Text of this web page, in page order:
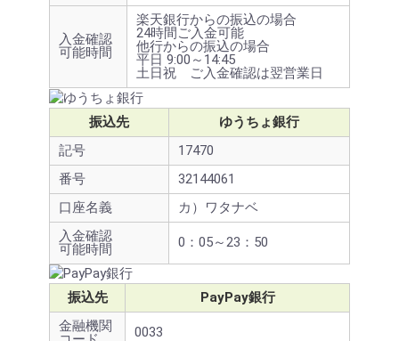
入金確認
可能時間
楽天銀行からの振込の場合
24時間ご入金可能
他行からの振込の場合
平日 9:00～14:45
土日祝 ご入金確認は翌営業日
振込先
ゆうちょ銀行
記号
17470
番号
32144061
口座名義
カ）ワタナベ
入金確認
可能時間
0：05～23：50
振込先
PayPay銀行
金融機関
0033